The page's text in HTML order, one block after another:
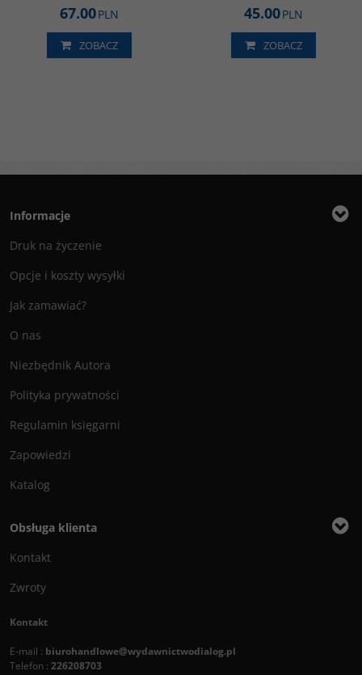
67.00PLN
ZOBACZ
45.00PLN
ZOBACZ
Informacje
Druk na życzenie
Opcje i koszty wysyłki
Jak zamawiać?
O nas
Niezbędnik Autora
Polityka prywatności
Regulamin księgarni
Zapowiedzi
Katalog
Obsługa klienta
Kontakt
Zwroty
Kontakt
E-mail : biurohandlowe@wydawnictwodialog.pl
Telefon : 226208703